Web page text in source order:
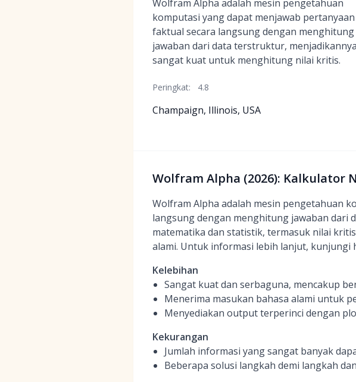
Wolfram Alpha adalah mesin pengetahuan
komputasi yang dapat menjawab pertanyaan
faktual secara langsung dengan menghitung
jawaban dari data terstruktur, menjadikannya
sangat kuat untuk menghitung nilai kritis.
Peringkat: 4.8
Champaign, Illinois, USA
Wolfram Alpha (2026): Kalkulator
Wolfram Alpha adalah mesin pengetahuan
langsung dengan menghitung jawaban
matematika dan statistik, termasuk nilai
alami. Untuk informasi lebih lanjut, kunjungi
Kelebihan
Sangat kuat dan serbaguna, mencakup
Menerima masukan bahasa alami untuk
Menyediakan output terperinci dengan
Kekurangan
Jumlah informasi yang sangat banyak
Beberapa solusi langkah demi langkah